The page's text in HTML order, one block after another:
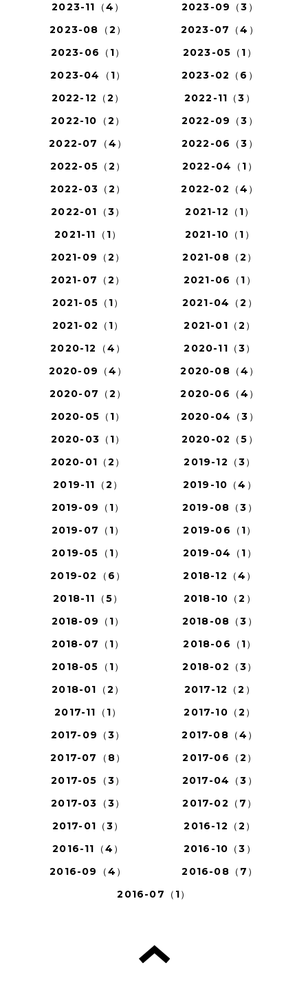
2023-11（4）
2023-09（3）
2023-08（2）
2023-07（4）
2023-06（1）
2023-05（1）
2023-04（1）
2023-02（6）
2022-12（2）
2022-11（3）
2022-10（2）
2022-09（3）
2022-07（4）
2022-06（3）
2022-05（2）
2022-04（1）
2022-03（2）
2022-02（4）
2022-01（3）
2021-12（1）
2021-11（1）
2021-10（1）
2021-09（2）
2021-08（2）
2021-07（2）
2021-06（1）
2021-05（1）
2021-04（2）
2021-02（1）
2021-01（2）
2020-12（4）
2020-11（3）
2020-09（4）
2020-08（4）
2020-07（2）
2020-06（4）
2020-05（1）
2020-04（3）
2020-03（1）
2020-02（5）
2020-01（2）
2019-12（3）
2019-11（2）
2019-10（4）
2019-09（1）
2019-08（3）
2019-07（1）
2019-06（1）
2019-05（1）
2019-04（1）
2019-02（6）
2018-12（4）
2018-11（5）
2018-10（2）
2018-09（1）
2018-08（3）
2018-07（1）
2018-06（1）
2018-05（1）
2018-02（3）
2018-01（2）
2017-12（2）
2017-11（1）
2017-10（2）
2017-09（3）
2017-08（4）
2017-07（8）
2017-06（2）
2017-05（3）
2017-04（3）
2017-03（3）
2017-02（7）
2017-01（3）
2016-12（2）
2016-11（4）
2016-10（3）
2016-09（4）
2016-08（7）
2016-07（1）